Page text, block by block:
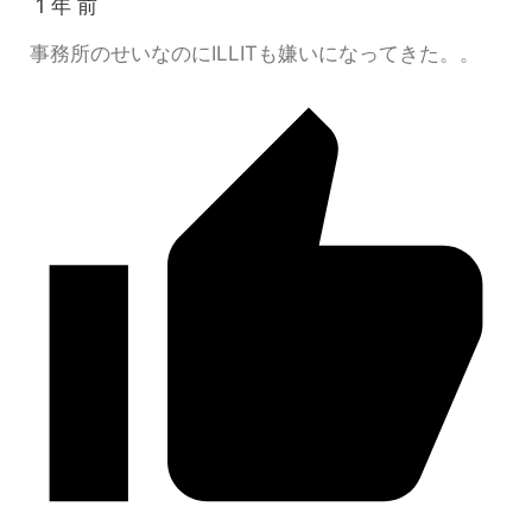
1 年 前
事務所のせいなのにILLITも嫌いになってきた。。